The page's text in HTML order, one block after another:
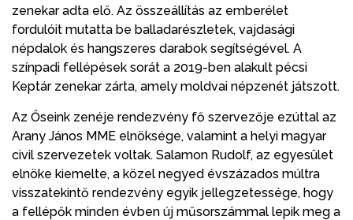
zenekar adta elő. Az összeállítás az emberélet
fordulóit mutatta be balladarészletek, vajdasági
népdalok és hangszeres darabok segítségével. A
színpadi fellépések sorát a 2019-ben alakult pécsi
Keptár zenekar zárta, amely moldvai népzenét játszott.
Az Őseink zenéje rendezvény fő szervezője ezúttal az
Arany János MME elnöksége, valamint a helyi magyar
civil szervezetek voltak. Salamon Rudolf, az egyesület
elnöke kiemelte, a közel negyed évszázados múltra
visszatekintő rendezvény egyik jellegzetessége, hogy
a fellépők minden évben új műsorszámmal lepik meg a